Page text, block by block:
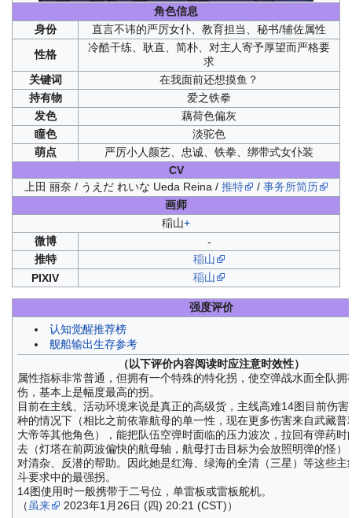
角色信息
身份
直言不讳的严厉女仆、教育担当、秘书/辅佐属性
性格
冷酷干练、耿直、简朴、对主人寄予厚望而严格要
求
关键词
在我面前还想摸鱼？
持有物
爱之铁拳
发色
藕荷色偏灰
瞳色
淡驼色
萌点
严厉小人颜艺、忠诚、铁拳、绑带式女仆装
CV
上田 丽奈 / うえだ れいな Ueda Reina / 推特 / 事务所简历
画师
稲山+
微博
-
推特
稲山
PIXIV
稲山
强度评价
认知觉醒推荐榜
舰船输出生存参考
（以下评价内容阅读时应注意时效性）
属性指标非常普通，但拥有一个特殊的特化拐，使空弹战水面全队拥
伤，基本上是幅度最高的拐。
目前在主线、活动环境来说是真正的高级货，主线高难14图目前伤害
种的情况下（相比之前依靠航母的单一性，现在更多伤害来自武藏普
大帝等其他角色），能把队伍空弹时面临的压力波次，拉回有弹药时
去（灯塔在前两波偏快的航母轴，航母打击目标为会放照明弹的怪）
对清杂、反潜的帮助。因此她是红海、绿海的全清（三星）等这些主
斗要求中的最强拐。
14图使用时一般携带于二号位，单雷板或雷板舵机。
（虽来 2023年1月26日 (四) 20:21 (CST)）